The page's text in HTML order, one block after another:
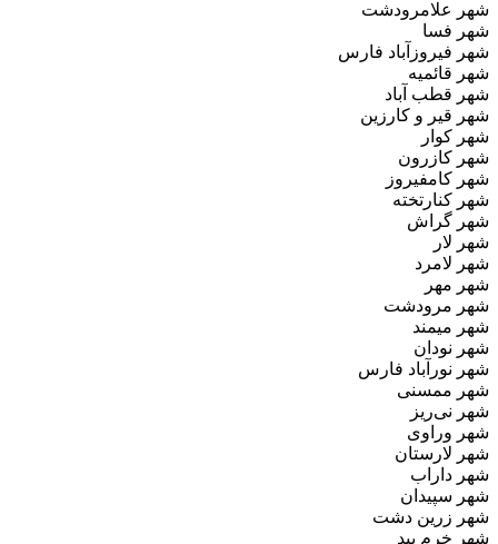
شهر علامرودشت
شهر فسا
شهر فیروزآباد فارس
شهر قائمیه
شهر قطب‌ آباد
شهر قیر و کارزین
شهر کوار
شهر کازرون
شهر کامفیروز
شهر کنارتخته
شهر گراش
شهر لار
شهر لامرد
شهر مهر
شهر مرودشت
شهر میمند
شهر نودان
شهر نورآباد فارس
شهر ممسنی
شهر نی‌ریز
شهر وراوی
شهر لارستان
شهر داراب
شهر سپیدان
شهر زرین دشت
شهر خرم بید